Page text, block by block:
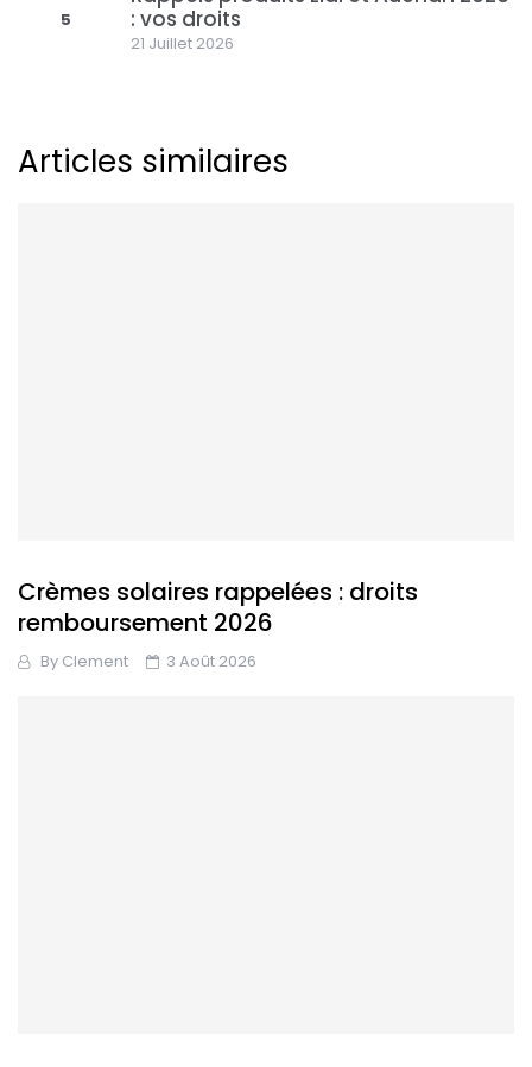
5
: vos droits
21 Juillet 2026
Articles similaires
Crèmes solaires rappelées : droits
remboursement 2026
By Clement 3 Août 2026